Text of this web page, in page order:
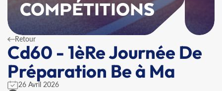
COMPÉTITIONS
Retour
Cd60 - 1èRe Journée De
Préparation Be à Ma
26 Avril 2026